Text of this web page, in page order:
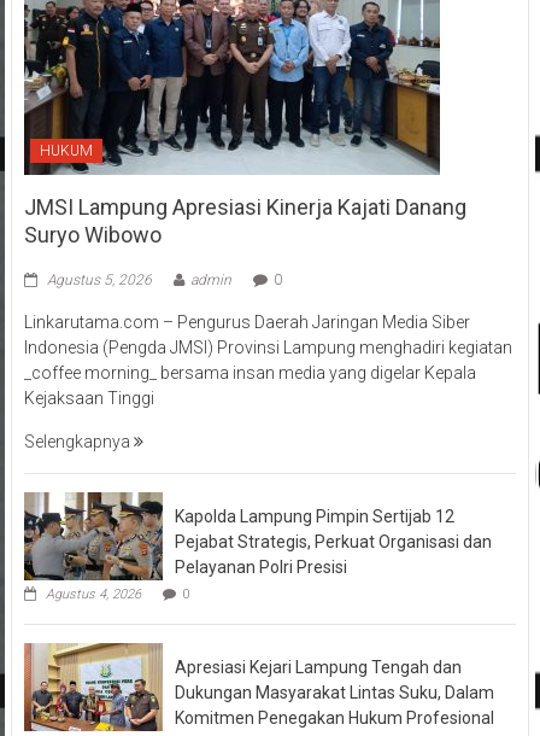
HUKUM
JMSI Lampung Apresiasi Kinerja Kajati Danang
Suryo Wibowo
Agustus 5, 2026 admin 0
Linkarutama.com – Pengurus Daerah Jaringan Media Siber
Indonesia (Pengda JMSI) Provinsi Lampung menghadiri kegiatan
_coffee morning_ bersama insan media yang digelar Kepala
Kejaksaan Tinggi
Selengkapnya
Kapolda Lampung Pimpin Sertijab 12
Pejabat Strategis, Perkuat Organisasi dan
Pelayanan Polri Presisi
Agustus 4, 2026 0
Apresiasi Kejari Lampung Tengah dan
Dukungan Masyarakat Lintas Suku, Dalam
Komitmen Penegakan Hukum Profesional